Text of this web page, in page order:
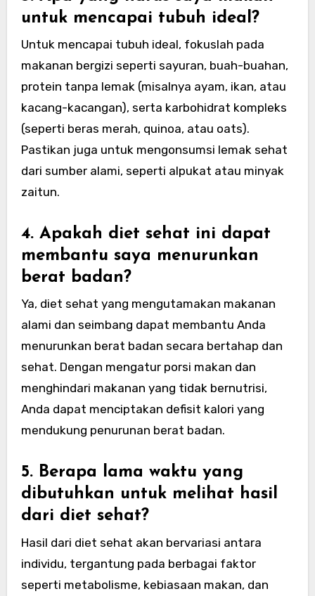
untuk mencapai tubuh ideal?
Untuk mencapai tubuh ideal, fokuslah pada
makanan bergizi seperti sayuran, buah-buahan,
protein tanpa lemak (misalnya ayam, ikan, atau
kacang-kacangan), serta karbohidrat kompleks
(seperti beras merah, quinoa, atau oats).
Pastikan juga untuk mengonsumsi lemak sehat
dari sumber alami, seperti alpukat atau minyak
zaitun.
4. Apakah diet sehat ini dapat
membantu saya menurunkan
berat badan?
Ya, diet sehat yang mengutamakan makanan
alami dan seimbang dapat membantu Anda
menurunkan berat badan secara bertahap dan
sehat. Dengan mengatur porsi makan dan
menghindari makanan yang tidak bernutrisi,
Anda dapat menciptakan defisit kalori yang
mendukung penurunan berat badan.
5. Berapa lama waktu yang
dibutuhkan untuk melihat hasil
dari diet sehat?
Hasil dari diet sehat akan bervariasi antara
individu, tergantung pada berbagai faktor
seperti metabolisme, kebiasaan makan, dan